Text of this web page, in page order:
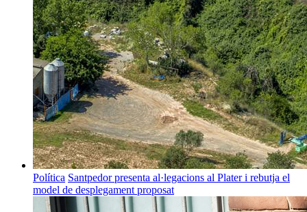
Política Santpedor presenta al·legacions al Plater i rebutja el
model de desplegament proposat